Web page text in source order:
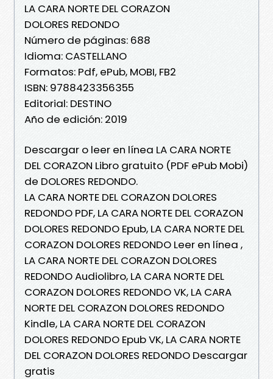
LA CARA NORTE DEL CORAZON
DOLORES REDONDO
Número de páginas: 688
Idioma: CASTELLANO
Formatos: Pdf, ePub, MOBI, FB2
ISBN: 9788423356355
Editorial: DESTINO
Año de edición: 2019
Descargar o leer en línea LA CARA NORTE
DEL CORAZON Libro gratuito (PDF ePub Mobi)
de DOLORES REDONDO.
LA CARA NORTE DEL CORAZON DOLORES
REDONDO PDF, LA CARA NORTE DEL CORAZON
DOLORES REDONDO Epub, LA CARA NORTE DEL
CORAZON DOLORES REDONDO Leer en línea ,
LA CARA NORTE DEL CORAZON DOLORES
REDONDO Audiolibro, LA CARA NORTE DEL
CORAZON DOLORES REDONDO VK, LA CARA
NORTE DEL CORAZON DOLORES REDONDO
Kindle, LA CARA NORTE DEL CORAZON
DOLORES REDONDO Epub VK, LA CARA NORTE
DEL CORAZON DOLORES REDONDO Descargar
gratis